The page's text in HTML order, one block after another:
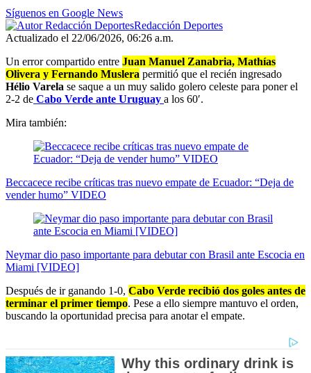
Síguenos en Google News
Redacción Deportes
Actualizado el 22/06/2026, 06:26 a.m.
Un error compartido entre Juan Manuel Zanabria, Mathías
Olivera y Fernando Muslera permitió que el recién ingresado
Hélio Varela se saque a un muy salido golero celeste para poner el
2-2 de Cabo Verde ante Uruguay a los 60′.
Mira también:
Beccacece recibe críticas tras nuevo empate de Ecuador: “Deja de
vender humo” VIDEO
Neymar dio paso importante para debutar con Brasil ante Escocia en
Miami [VIDEO]
Después de ir ganando 1-0, Cabo Verde recibió dos goles antes de
terminar el primer tiempo. Pese a ello siempre mantuvo el orden,
buscando la oportunidad precisa para anotar el empate.